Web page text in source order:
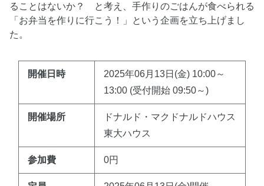
ることはないか？ と考え、手作りのごはんが食べられる
「お弁当を作りに行こう！」という企画を立ち上げまし
た。
開催日時
2025年06月13日(金) 10:00～
13:00 (受付開始 09:50～)
開催場所
ドナルド・マクドナルドハウス
東大ハウス
参加費 0円